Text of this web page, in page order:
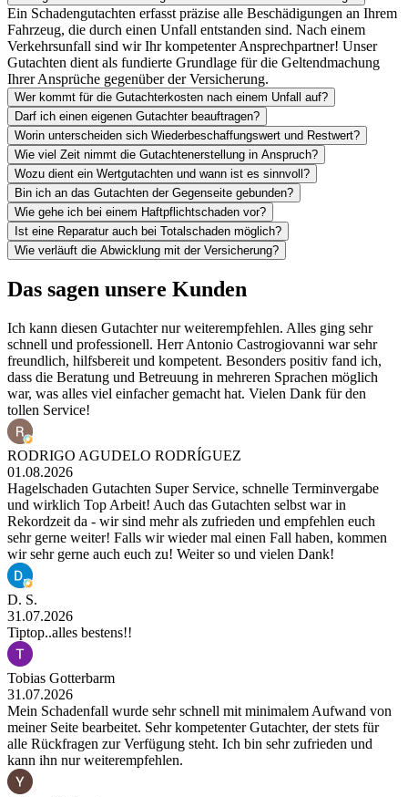
Ein Schadengutachten erfasst präzise alle Beschädigungen an Ihrem
Fahrzeug, die durch einen Unfall entstanden sind. Nach einem
Verkehrsunfall sind wir Ihr kompetenter Ansprechpartner! Unser
Gutachten dient als fundierte Grundlage für die Geltendmachung
Ihrer Ansprüche gegenüber der Versicherung.
Wer kommt für die Gutachterkosten nach einem Unfall auf?
Darf ich einen eigenen Gutachter beauftragen?
Worin unterscheiden sich Wiederbeschaffungswert und Restwert?
Wie viel Zeit nimmt die Gutachtenerstellung in Anspruch?
Wozu dient ein Wertgutachten und wann ist es sinnvoll?
Bin ich an das Gutachten der Gegenseite gebunden?
Wie gehe ich bei einem Haftpflichtschaden vor?
Ist eine Reparatur auch bei Totalschaden möglich?
Wie verläuft die Abwicklung mit der Versicherung?
Das sagen unsere Kunden
Ich kann diesen Gutachter nur weiterempfehlen. Alles ging sehr
schnell und professionell. Herr Antonio Castrogiovanni war sehr
freundlich, hilfsbereit und kompetent. Besonders positiv fand ich,
dass die Beratung und Betreuung in mehreren Sprachen möglich
war, was alles viel einfacher gemacht hat. Vielen Dank für den
tollen Service!
RODRIGO AGUDELO RODRÍGUEZ
01.08.2026
Hagelschaden Gutachten Super Service, schnelle Terminvergabe
und wirklich Top Arbeit! Auch das Gutachten selbst war in
Rekordzeit da - wir sind mehr als zufrieden und empfehlen euch
sehr gerne weiter! Falls wir wieder mal einen Fall haben, kommen
wir sehr gerne auch euch zu! Weiter so und vielen Dank!
D. S.
31.07.2026
Tiptop..alles bestens!!
Tobias Gotterbarm
31.07.2026
Mein Schadenfall wurde sehr schnell mit minimalem Aufwand von
meiner Seite bearbeitet. Sehr kompetenter Gutachter, der stets für
alle Rückfragen zur Verfügung steht. Ich bin sehr zufrieden und
kann ihn nur weiterempfehlen.